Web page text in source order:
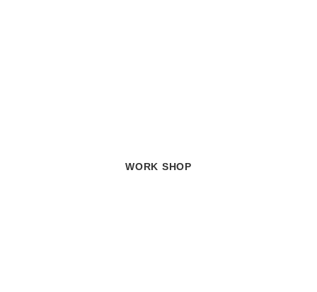
WORK SHOP